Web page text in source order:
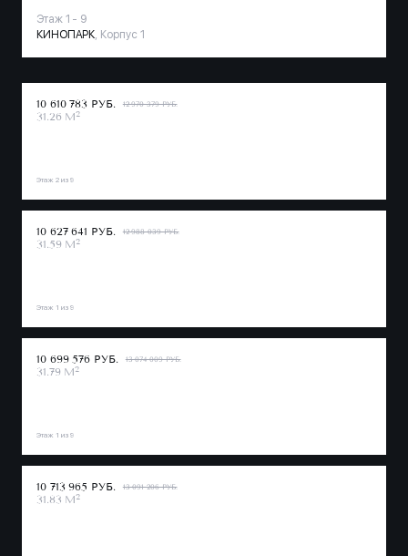
Этаж 1 - 9
КИНОПАРК, Корпус 1
10 610 783 РУБ. 12 970 379 РУБ.
31.26 М2
Этаж 2 из 9
10 627 641 РУБ. 12 988 039 РУБ.
31.59 М2
Этаж 1 из 9
10 699 576 РУБ. 13 074 009 РУБ.
31.79 М2
Этаж 1 из 9
10 713 965 РУБ. 13 091 206 РУБ.
31.83 М2